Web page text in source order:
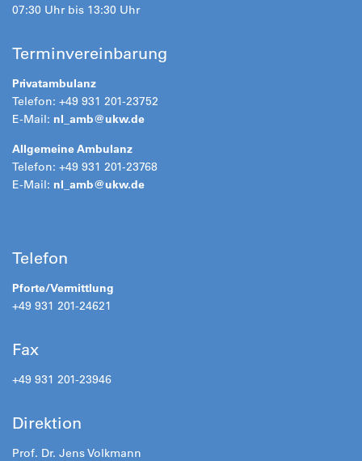
07:30 Uhr bis 13:30 Uhr
Terminvereinbarung
Privatambulanz
Telefon: +49 931 201-23752
E-Mail: nl_amb@ukw.de
Allgemeine Ambulanz
Telefon: +49 931 201-23768
E-Mail: nl_amb@ukw.de
Telefon
Pforte/Vermittlung
+49 931 201-24621
Fax
+49 931 201-23946
Direktion
Prof. Dr. Jens Volkmann